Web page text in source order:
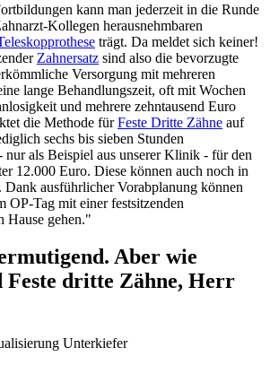
kann man jederzeit in die Runde
Kollegen herausnehmbaren
trägt. Da meldet sich keiner!
Zahnersatz sind also die bevorzugte
Versorgung mit mehreren
lange Behandlungszeit, oft mit Wochen
und mehrere zehntausend Euro
die Methode fürFeste Dritte Zähne auf
sechs bis sieben Stunden
nur als Beispiel aus unserer Klinik - für den
12.000 Euro. Diese können auch noch in
Dank ausführlicher Vorabplanung können
OP-Tag mit einer festsitzenden
Hause gehen."
Aber wie
Feste dritte Zähne, Herr